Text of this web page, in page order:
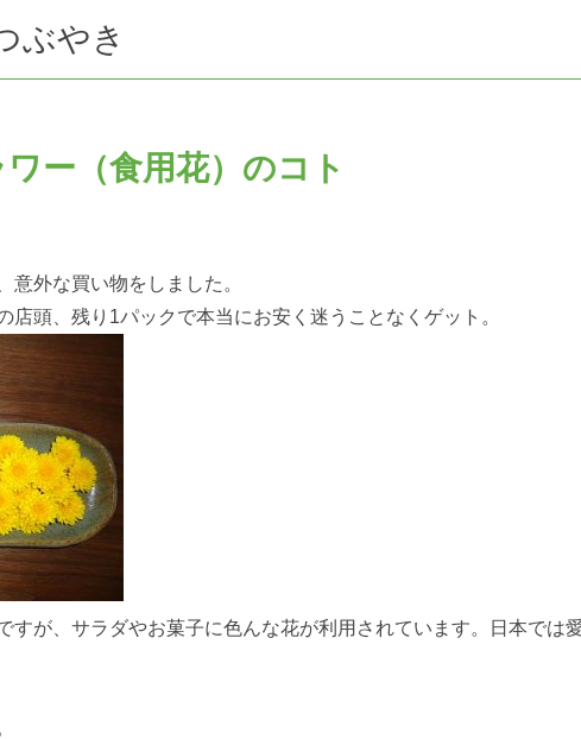
ぶやき
ー（食用花）のコト
意外な買い物をしました。
店頭、残り1パックで本当にお安く迷うことなくゲット。
すが、サラダやお菓子に色んな花が利用されています。日本では